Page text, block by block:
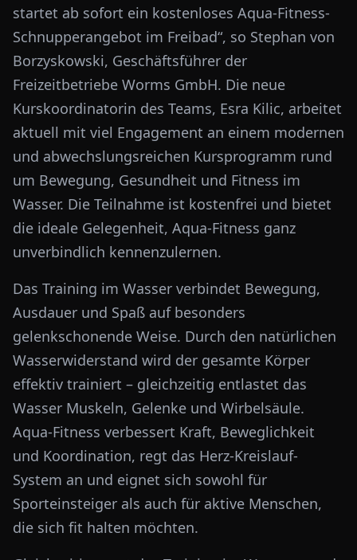
startet ab sofort ein kostenloses Aqua-Fitness-
Schnupperangebot im Freibad“, so Stephan von
Borzyskowski, Geschäftsführer der
Freizeitbetriebe Worms GmbH. Die neue
Kurskoordinatorin des Teams, Esra Kilic, arbeitet
aktuell mit viel Engagement an einem modernen
und abwechslungsreichen Kursprogramm rund
um Bewegung, Gesundheit und Fitness im
Wasser. Die Teilnahme ist kostenfrei und bietet
die ideale Gelegenheit, Aqua-Fitness ganz
unverbindlich kennenzulernen.
Das Training im Wasser verbindet Bewegung,
Ausdauer und Spaß auf besonders
gelenkschonende Weise. Durch den natürlichen
Wasserwiderstand wird der gesamte Körper
effektiv trainiert – gleichzeitig entlastet das
Wasser Muskeln, Gelenke und Wirbelsäule.
Aqua-Fitness verbessert Kraft, Beweglichkeit
und Koordination, regt das Herz-Kreislauf-
System an und eignet sich sowohl für
Sporteinsteiger als auch für aktive Menschen,
die sich fit halten möchten.